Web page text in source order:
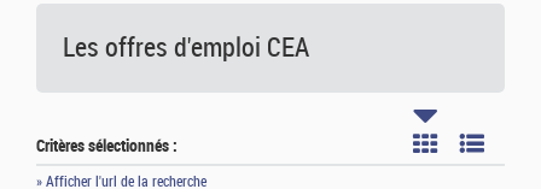
Les offres d'emploi CEA
Critères sélectionnés :
» Afficher l'url de la recherche